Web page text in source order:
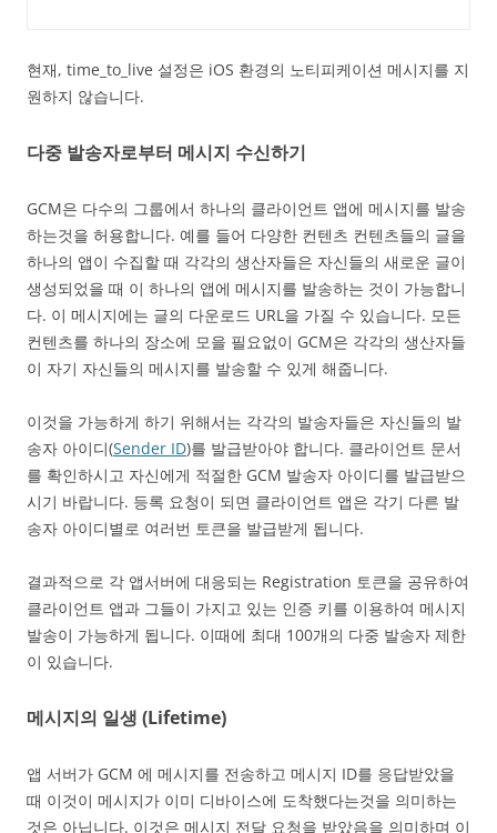
현재, time_to_live 설정은 iOS 환경의 노티피케이션 메시지를 지
원하지 않습니다.
다중 발송자로부터 메시지 수신하기
GCM은 다수의 그룹에서 하나의 클라이언트 앱에 메시지를 발송
하는것을 허용합니다. 예를 들어 다양한 컨텐츠 컨텐츠들의 글을
하나의 앱이 수집할 때 각각의 생산자들은 자신들의 새로운 글이
생성되었을 때 이 하나의 앱에 메시지를 발송하는 것이 가능합니
다. 이 메시지에는 글의 다운로드 URL을 가질 수 있습니다. 모든
컨텐츠를 하나의 장소에 모을 필요없이 GCM은 각각의 생산자들
이 자기 자신들의 메시지를 발송할 수 있게 해줍니다.
이것을 가능하게 하기 위해서는 각각의 발송자들은 자신들의 발
송자 아이디(Sender ID)를 발급받아야 합니다. 클라이언트 문서
를 확인하시고 자신에게 적절한 GCM 발송자 아이디를 발급받으
시기 바랍니다. 등록 요청이 되면 클라이언트 앱은 각기 다른 발
송자 아이디별로 여러번 토큰을 발급받게 됩니다.
결과적으로 각 앱서버에 대응되는 Registration 토큰을 공유하여
클라이언트 앱과 그들이 가지고 있는 인증 키를 이용하여 메시지
발송이 가능하게 됩니다. 이때에 최대 100개의 다중 발송자 제한
이 있습니다.
메시지의 일생 (Lifetime)
앱 서버가 GCM 에 메시지를 전송하고 메시지 ID를 응답받았을
때 이것이 메시지가 이미 디바이스에 도착했다는것을 의미하는
것은 아닙니다. 이것은 메시지 전달 요청을 받았음을 의미하며 이